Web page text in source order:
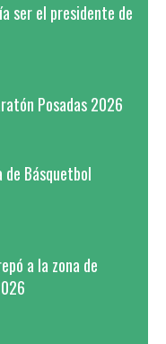
ser el presidente de
Posadas 2026
Básquetbol
a la zona de